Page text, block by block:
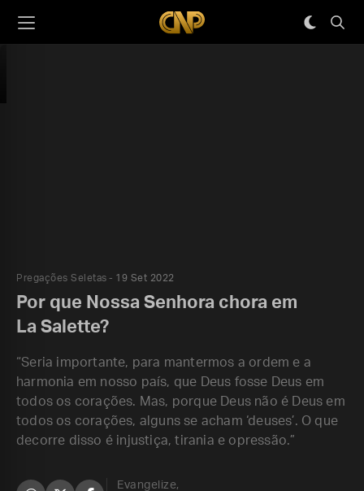
Pregações Seletas 19 Set 2022
Por que Nossa Senhora chora em
La Salette?
“Seria importante, para mantermos a ordem e a
harmonia em nosso país, que Deus fosse Deus em
todos os corações. Mas, porque Deus não é Deus em
todos os corações, alguns se acham ‘deuses’. O que
decorre disso é injustiça, tirania e opressão.”
Evangelize,